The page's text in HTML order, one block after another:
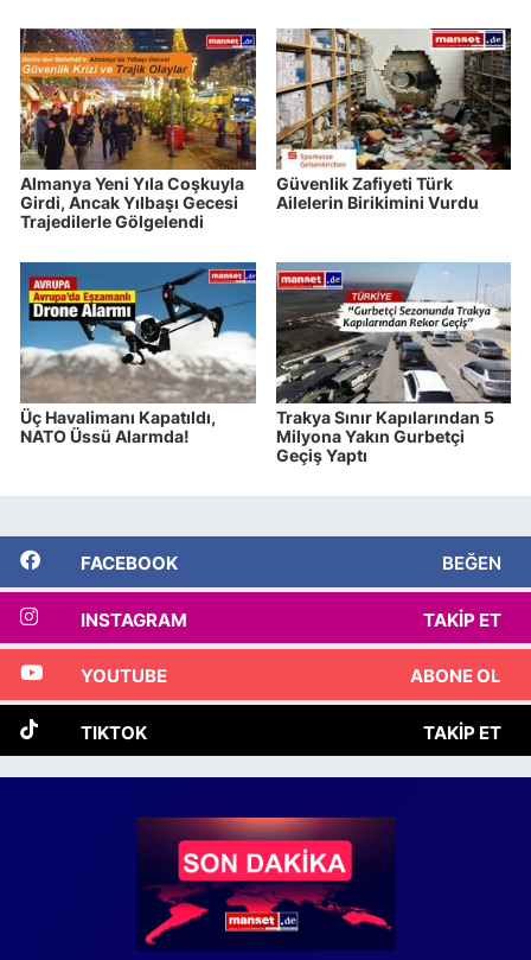
Almanya Yeni Yıla Coşkuyla
Girdi, Ancak Yılbaşı Gecesi
Trajedilerle Gölgelendi
Güvenlik Zafiyeti Türk
Ailelerin Birikimini Vurdu
Üç Havalimanı Kapatıldı,
NATO Üssü Alarmda!
Trakya Sınır Kapılarından 5
Milyona Yakın Gurbetçi
Geçiş Yaptı
FACEBOOK BEĞEN
INSTAGRAM TAKIP ET
YOUTUBE ABONE OL
TIKTOK TAKIP ET